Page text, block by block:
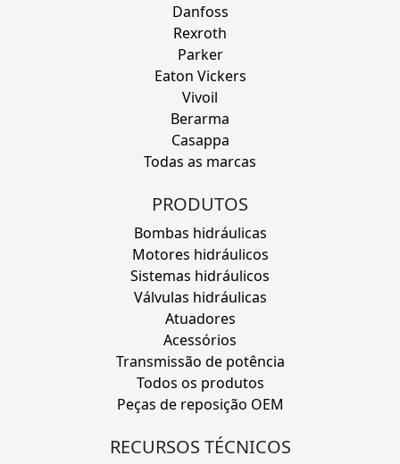
Danfoss
Rexroth
Parker
Eaton Vickers
Vivoil
Berarma
Casappa
Todas as marcas
PRODUTOS
Bombas hidráulicas
Motores hidráulicos
Sistemas hidráulicos
Válvulas hidráulicas
Atuadores
Acessórios
Transmissão de potência
Todos os produtos
Peças de reposição OEM
RECURSOS TÉCNICOS